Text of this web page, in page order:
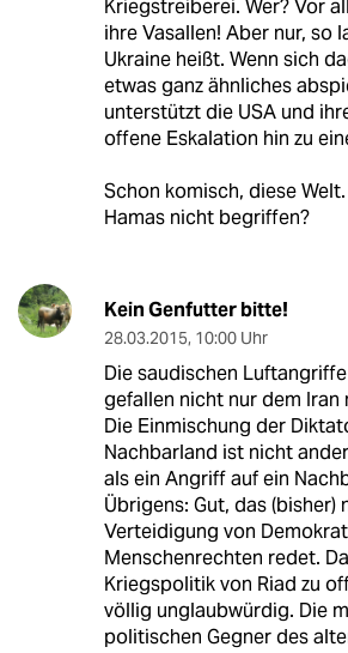
Kriegstreiberei. Wer? Vor
ihre Vasallen! Aber nur, so
Ukraine heißt. Wenn sich
etwas ganz ähnliches
unterstützt die USA und
offene Eskalation hin zu
Schon komisch, diese
Hamas nicht begriffen?
Kein Genfutter bitte!
28.03.2015, 10:00 Uhr
Die saudischen
gefallen nicht nur dem Iran
Die Einmischung der
Nachbarland ist nicht
als ein Angriff auf ein
Übrigens: Gut, das (bisher)
Verteidigung von
Menschenrechten redet.
Kriegspolitik von Riad zu
völlig unglaubwürdig. Die
politischen Gegner des